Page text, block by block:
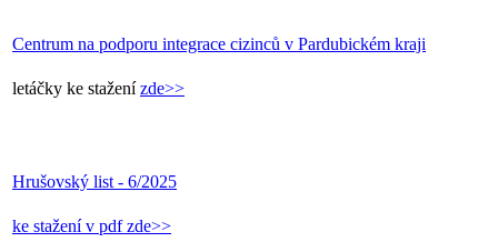
Centrum na podporu integrace cizinců v Pardubickém kraji
letáčky ke staženízde>>
Hrušovský list - 6/2025
ke stažení v pdf zde>>